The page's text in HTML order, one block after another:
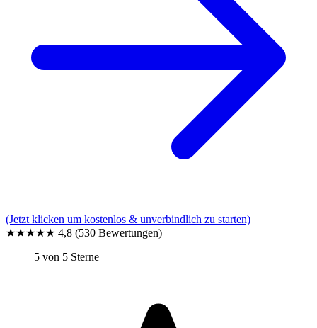
(Jetzt klicken um kostenlos & unverbindlich zu starten)
★★★★★ 4,8 (530 Bewertungen)
5 von 5 Sterne